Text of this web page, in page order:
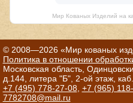
Мир Кованых Изделий на
© 2008—2026 «Мир кованых
Политика в отношении
Московская область,
д.144, литера "Б", 2-ой этаж,
+7 (495) 778-27-08, +7 (965)
7782708@mail.ru